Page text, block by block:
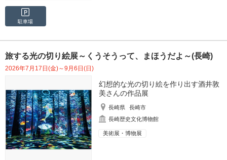
駐車場
旅する光の切り絵展～くうそうって、まほうだよ～(長崎)
2026年7月17日(金)～9月6日(日)
幻想的な光の切り絵を作り出す酒井敦
美さんの作品展
長崎県
長崎市
長崎歴史文化博物館
美術展・博物展